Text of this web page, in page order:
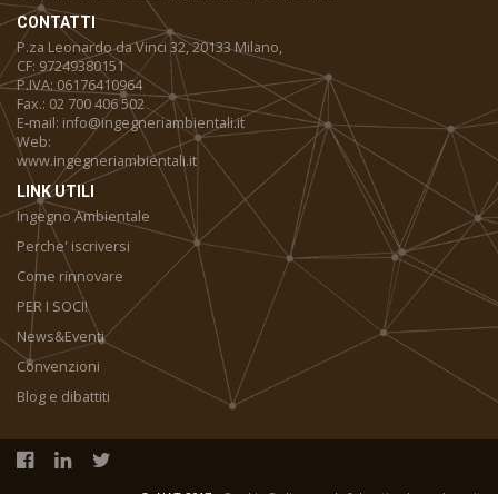
CONTATTI
P.za Leonardo da Vinci 32, 20133 Milano,
CF: 97249380151
P.IVA: 06176410964
Fax.: 02 700 406 502
E-mail: info@ingegneriambientali.it
Web:
www.ingegneriambientali.it
LINK UTILI
Ingegno Ambientale
Perche' iscriversi
Come rinnovare
PER I SOCI!
News&Eventi
Convenzioni
Blog e dibattiti